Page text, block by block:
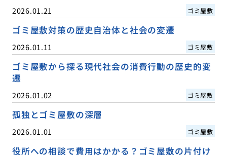
2026.01.21 ゴミ屋敷
ゴミ屋敷対策の歴史自治体と社会の変遷
2026.01.11 ゴミ屋敷
ゴミ屋敷から探る現代社会の消費行動の歴史的変
遷
2026.01.02 ゴミ屋敷
孤独とゴミ屋敷の深層
2026.01.01 ゴミ屋敷
役所への相談で費用はかかる？ゴミ屋敷の片付け